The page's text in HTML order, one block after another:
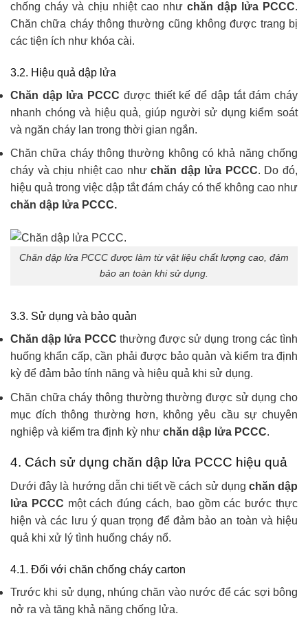
chống cháy và chịu nhiệt cao như chăn dập lửa PCCC.
Chăn chữa cháy thông thường cũng không được trang bị
các tiện ích như khóa cài.
3.2. Hiệu quả dập lửa
Chăn dập lửa PCCC được thiết kế để dập tắt đám cháy
nhanh chóng và hiệu quả, giúp người sử dụng kiểm soát
và ngăn cháy lan trong thời gian ngắn.
Chăn chữa cháy thông thường không có khả năng chống
cháy và chịu nhiệt cao nhưchăn dập lửa PCCC. Do đó,
hiệu quả trong việc dập tắt đám cháy có thể không cao như
chăn dập lửa PCCC.
Chăn dập lửa PCCC được làm từ vật liệu chất lượng cao, đảm
bảo an toàn khi sử dụng.
3.3. Sử dụng và bảo quản
Chăn dập lửa PCCC thường được sử dụng trong các tình
huống khẩn cấp, cần phải được bảo quản và kiểm tra định
kỳ để đảm bảo tính năng và hiệu quả khi sử dụng.
Chăn chữa cháy thông thường thường được sử dụng cho
mục đích thông thường hơn, không yêu cầu sự chuyên
nghiệp và kiểm tra định kỳ như chăn dập lửa PCCC.
4. Cách sử dụng chăn dập lửa PCCC hiệu quả
Dưới đây là hướng dẫn chi tiết về cách sử dụng chăn dập
lửa PCCC một cách đúng cách, bao gồm các bước thực
hiện và các lưu ý quan trọng để đảm bảo an toàn và hiệu
quả khi xử lý tình huống cháy nổ.
4.1. Đối với chăn chống cháy carton
Trước khi sử dụng, nhúng chăn vào nước để các sợi bông
nở ra và tăng khả năng chống lửa.